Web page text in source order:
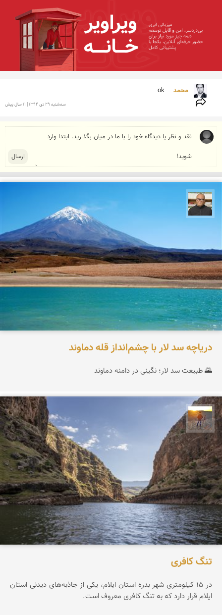
محمد ok
سه‌شنبه 29 دی 1394 | 11 سال پیش
دریاچه سد لار با چشم‌انداز قله دماوند
🌄 طبیعت سد لار؛ نگینی در دامنه دماوند
مهدی مخلصیان
تنگ کافری
در ۱۵ کیلومتری شهر بدره استان ایلام، یکی از جاذبه‌های دیدنی استان
ایلام قرار دارد که به تنگ کافری معروف است.